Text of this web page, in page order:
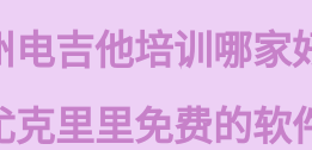
电吉他培训哪家
克里里免费的软